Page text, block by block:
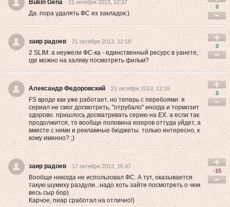
Bukin Gena 21 октября 2013, 12:37
Да. пора удалять ФС из закладок:)
0
заир радоев 21 октября 2013, 12:18
2 SLIM: а неужели ФС-ка - единственный ресурс в уанете,
где можно на халяву посмотреть фильм?
0
Александр Федоровский 21 октября 2013, 12:16
FS вроде как уже работает, но теперь с перебоями. я
сериал не смог досмотреть, "отрубало" иногда и тормозит
здорово. пришлось досматривать серию на EX. а если так
продолжится, то вообще половина юзеров оттуда уйдет, а
вместе с ними и рекламные бюджеты. только интересно, к
кому именно? ;)
0
заир радоев 17 октября 2013, 16:47
Вообще никогда не использовал ФС. А тут, оказывается
такую шумиху раздули...надо хоть зайти посмотреть о чем
весь сыр бор)
Карчое, пиар сработал на отлично!)
-15